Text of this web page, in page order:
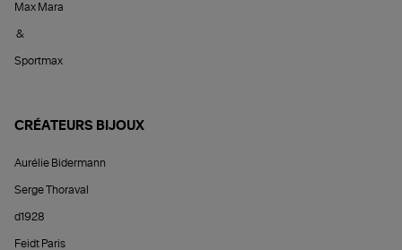
Max Mara
&
Sportmax
CRÉATEURS BIJOUX
Aurélie Bidermann
Serge Thoraval
d1928
Feidt Paris